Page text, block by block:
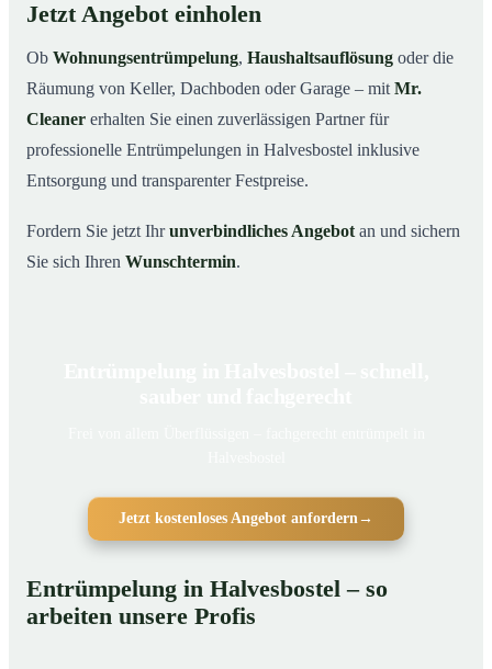
Jetzt Angebot einholen
Ob Wohnungsentrümpelung, Haushaltsauflösung oder die
Räumung von Keller, Dachboden oder Garage – mit Mr.
Cleaner erhalten Sie einen zuverlässigen Partner für
professionelle Entrümpelungen in Halvesbostel inklusive
Entsorgung und transparenter Festpreise.
Fordern Sie jetzt Ihrunverbindliches Angebot an und sichern
Sie sich Ihren Wunschtermin.
Jetzt kostenloses Angebot anfordern→
Entrümpelung in Halvesbostel – so
arbeiten unsere Profis